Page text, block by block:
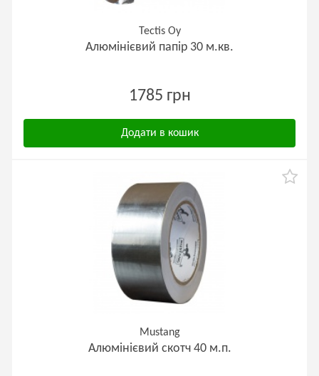
Tectis Oy
Алюмінієвий папір 30 м.кв.
1785 грн
Додати в кошик
Mustang
Алюмінієвий скотч 40 м.п.